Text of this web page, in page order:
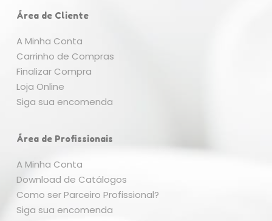
Nenhum produto no carrinho.
Área de Cliente
A Minha Conta
Carrinho de Compras
Finalizar Compra
Loja Online
Siga sua encomenda
Área de Profissionais
A Minha Conta
Download de Catálogos
Como ser Parceiro Profissional?
Siga sua encomenda